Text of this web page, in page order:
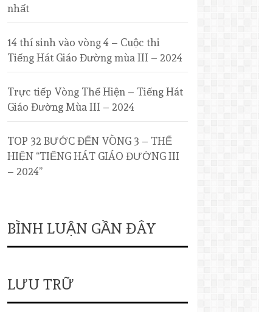
nhất
14 thí sinh vào vòng 4 – Cuộc thi
Tiếng Hát Giáo Đường mùa III – 2024
Trực tiếp Vòng Thể Hiện – Tiếng Hát
Giáo Đường Mùa III – 2024
TOP 32 BƯỚC ĐẾN VÒNG 3 – THỂ
HIỆN “TIẾNG HÁT GIÁO ĐƯỜNG III
– 2024”
BÌNH LUẬN GẦN ĐÂY
LƯU TRỮ